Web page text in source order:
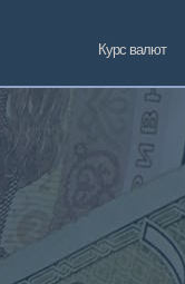
Курс валют